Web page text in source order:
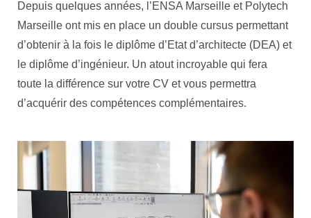
Depuis quelques années, l’ENSA Marseille et Polytech
Marseille ont mis en place un double cursus permettant
d’obtenir à la fois le diplôme d’Etat d’architecte (DEA) et
le diplôme d’ingénieur. Un atout incroyable qui fera
toute la différence sur votre CV et vous permettra
d’acquérir des compétences complémentaires.